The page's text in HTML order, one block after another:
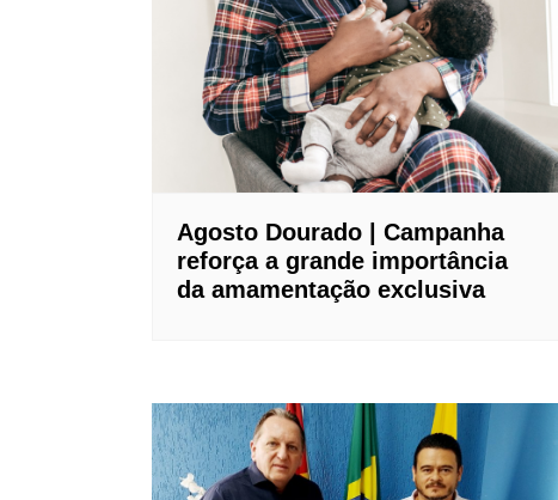
Agosto Dourado | Campanha
reforça a grande importância
da amamentação exclusiva